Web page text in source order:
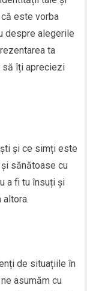
este vorba
despre alegerile
ta
să îți apreciezi
și ce simți este
sănătoase cu
a fi tu însuți și
altora.
de situațiile în
asumăm cu